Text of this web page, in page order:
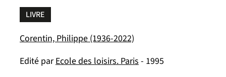
LIVRE
Corentin, Philippe (1936-2022)
Edité parEcole des loisirs. Paris- 1995